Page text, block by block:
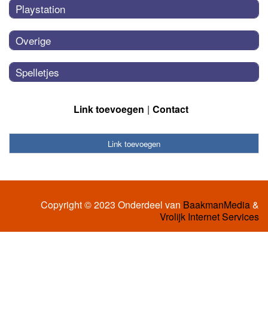
Playstation
Overige
Spelletjes
Link toevoegen Contact
Link toevoegen
Copyright © 2023 Onderdeel van BaakmanMedia&
Vrolijk Internet Services